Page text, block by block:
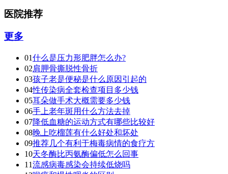
医院推荐
更多
01什么是压力形肥胖怎么办?
02肩胛骨撕脱性骨折
03孩子老是便秘是什么原因引起的
04性传染病全套检查项目多少钱
05耳朵做手术大概需要多少钱
06手上老年斑用什么方法去掉
07降低血糖的运动方式有哪些比较好
08晚上吃榴莲有什么好处和坏处
09推荐几个有利于梅毒病情的食疗方
10天冬酶比丙氨酶偏低怎么回事
11流感病毒感染会持续低烧吗